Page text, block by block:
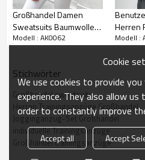
2. Mit langen Ärmeln,
geripptem, elastischem Saum
Einschließen der Wärme
3. Slim Fit Herren-
Reißverschluss im Großhandel
Produktdetails
Großhandel Damen
Sweatsuits Baumwolle
Slim Fit Pullover Cropped
Modell : AK0062
Herren
Raglan
Aktik
Modell :
Stichwörter
Großhandel sweatsuits
Herren Trainingsanzüge Großhandel
Jogginganzug-Set Großhandel
individuelle Trainingsanzüge
Großhandel trainingsanzüge
Cookie
We use cookies to provide
experience. They also allow us
order to constantly improve
Accept all Accept